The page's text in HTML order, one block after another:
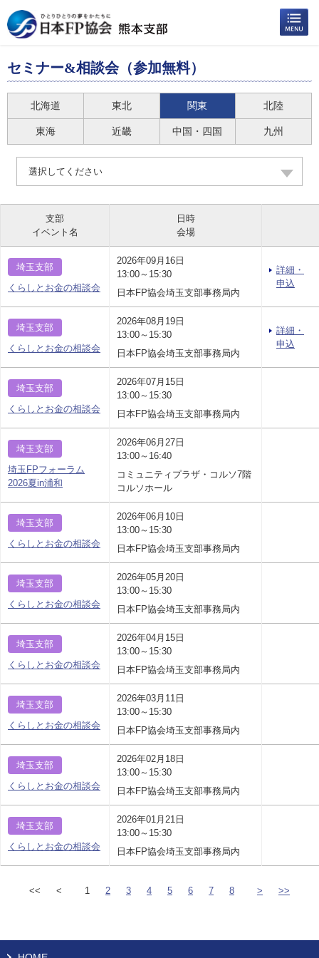
セミナー&相談会（参加無料）
北海道 東北 関東 北陸
東海 近畿 中国・四国 九州
選択してください
支部
イベント名
日時
会場
埼玉支部
くらしとお金の相談会
2026年09月16日
13:00～15:30
日本FP協会埼玉支部事務局内
詳細・
申込
埼玉支部
くらしとお金の相談会
2026年08月19日
13:00～15:30
日本FP協会埼玉支部事務局内
詳細・
申込
埼玉支部
くらしとお金の相談会
2026年07月15日
13:00～15:30
日本FP協会埼玉支部事務局内
埼玉支部
埼玉FPフォーラム
2026夏in浦和
2026年06月27日
13:00～16:40
コミュニティプラザ・コルソ7階
コルソホール
埼玉支部
くらしとお金の相談会
2026年06月10日
13:00～15:30
日本FP協会埼玉支部事務局内
埼玉支部
くらしとお金の相談会
2026年05月20日
13:00～15:30
日本FP協会埼玉支部事務局内
埼玉支部
くらしとお金の相談会
2026年04月15日
13:00～15:30
日本FP協会埼玉支部事務局内
埼玉支部
くらしとお金の相談会
2026年03月11日
13:00～15:30
日本FP協会埼玉支部事務局内
埼玉支部
くらしとお金の相談会
2026年02月18日
13:00～15:30
日本FP協会埼玉支部事務局内
埼玉支部
くらしとお金の相談会
2026年01月21日
13:00～15:30
日本FP協会埼玉支部事務局内
<< < 1 2 3 4 5 6 7 8 > >>